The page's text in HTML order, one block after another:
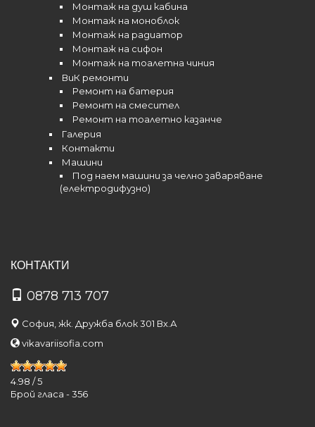
Монтаж на душ кабина
Монтаж на моноблок
Монтаж на радиатор
Монтаж на сифон
Монтаж на тоалетна чиния
ВиК ремонти
Ремонт на батерия
Ремонт на смесител
Ремонт на тоалетно казанче
Галерия
Контакти
Машини
Под наем машини за челно заваряване
(електродифузно)
КОНТАКТИ
0878 713 707
София, жк. Дружба блок 301 Вх.А
vikavariisofia.com
4.98 /5
Брой гласа -356